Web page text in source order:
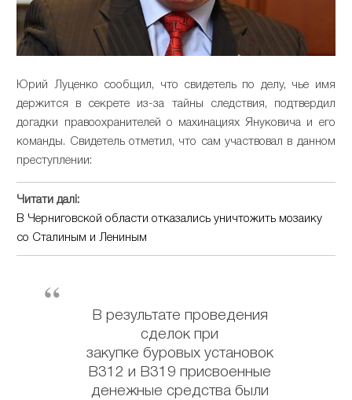
Юрий Луценко сообщил, что свидетель по делу, чье имя
держится в секрете из-за тайны следствия, подтвердил
догадки правоохранителей о махинациях Януковича и его
команды. Свидетель отметил, что сам участвовал в данном
преступлении:
Читати далі:
В Черниговской области отказались уничтожить мозаику
со Сталиным и Лениным
В результате проведения
сделок при
закупке буровых установок
В312 и В319 присвоенные
денежные средства были